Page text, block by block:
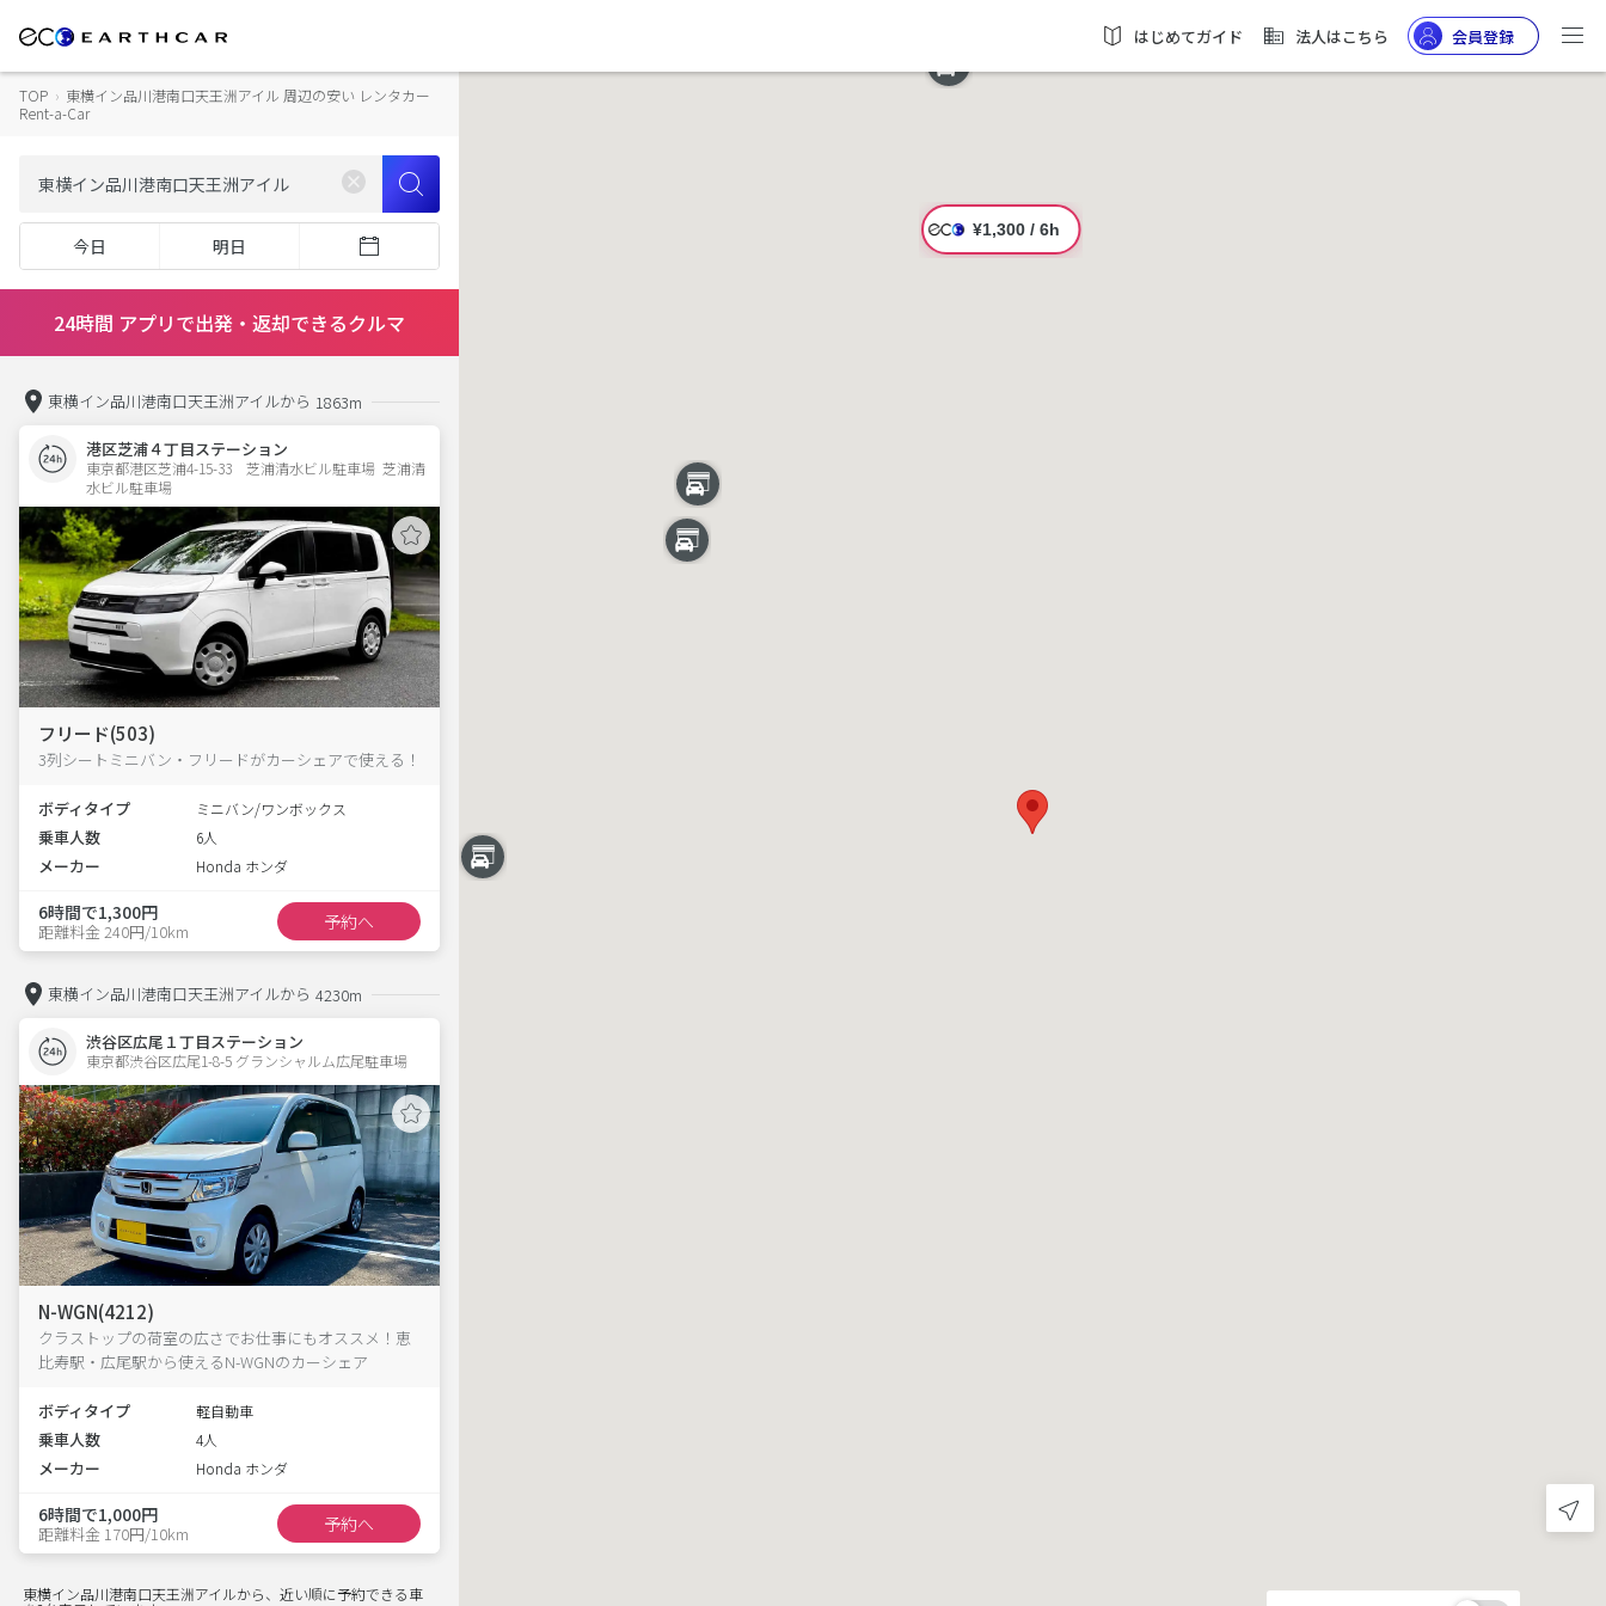
はじめてガイド 法人はこちら 会員登録
TOP › 東横イン品川港南口天王洲アイル 周辺の安い レンタカー
Rent-a-Car
今日 明日
24時間 アプリで出発・返却できるクルマ
東横イン品川港南口天王洲アイルから 1863m
港区芝浦４丁目ステーション
東京都港区芝浦4-15-33　芝浦清水ビル駐車場  芝浦清
水ビル駐車場
フリード(503)
3列シートミニバン・フリードがカーシェアで使える！
ボディタイプ ミニバン/ワンボックス
乗車人数 6人
メーカー Honda ホンダ
6時間で1,300円
距離料金 240円/10km 予約へ
東横イン品川港南口天王洲アイルから 4230m
渋谷区広尾１丁目ステーション
東京都渋谷区広尾1-8-5 グランシャルム広尾駐車場
N-WGN(4212)
クラストップの荷室の広さでお仕事にもオススメ！恵
比寿駅・広尾駅から使えるN-WGNのカーシェア
ボディタイプ 軽自動車
乗車人数 4人
メーカー Honda ホンダ
6時間で1,000円
距離料金 170円/10km 予約へ
東横イン品川港南口天王洲アイルから、近い順に予約できる車